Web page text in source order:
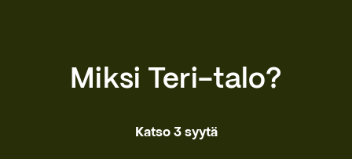
Miksi Teri-talo?
Katso 3 syytä